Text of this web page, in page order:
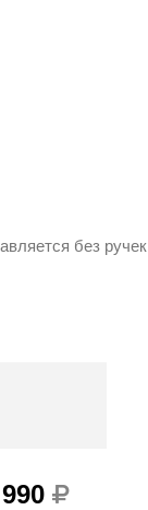
без ручек